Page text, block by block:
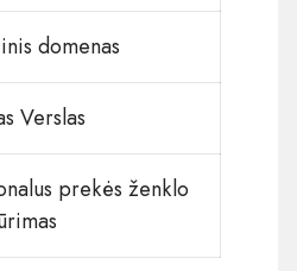
domenas
Verslas
prekės ženklo